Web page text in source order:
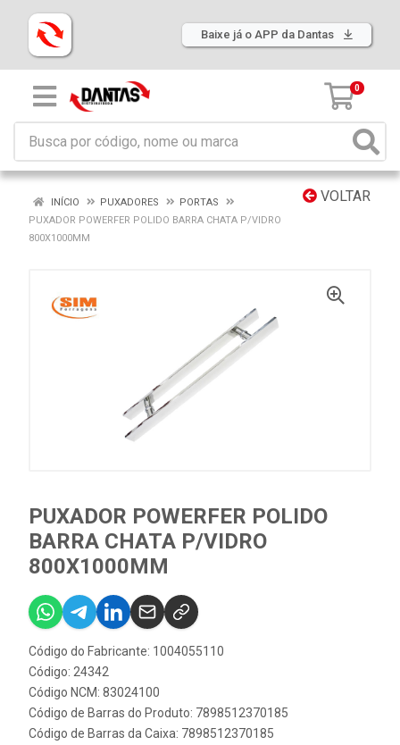
Baixe já o APP da Dantas
0
VOLTAR
INÍCIO PUXADORES
PORTAS
PUXADOR POWERFER POLIDO BARRA CHATA P/VIDRO
800X1000MM
PUXADOR POWERFER POLIDO
BARRA CHATA P/VIDRO
800X1000MM
Código do Fabricante: 1004055110
Código: 24342
Código NCM: 83024100
Código de Barras do Produto: 7898512370185
Código de Barras da Caixa: 7898512370185